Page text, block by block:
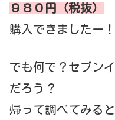
９８０円（税抜）
購入できましたー！
でも何で？セブン
だろう？
帰って調べてみると